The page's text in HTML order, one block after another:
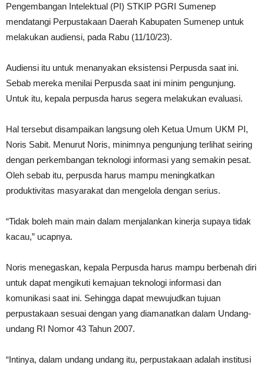
Pengembangan Intelektual (PI) STKIP PGRI Sumenep
mendatangi Perpustakaan Daerah Kabupaten Sumenep untuk
melakukan audiensi, pada Rabu (11/10/23).
Audiensi itu untuk menanyakan eksistensi Perpusda saat ini.
Sebab mereka menilai Perpusda saat ini minim pengunjung.
Untuk itu, kepala perpusda harus segera melakukan evaluasi.
Hal tersebut disampaikan langsung oleh Ketua Umum UKM PI,
Noris Sabit. Menurut Noris, minimnya pengunjung terlihat seiring
dengan perkembangan teknologi informasi yang semakin pesat.
Oleh sebab itu, perpusda harus mampu meningkatkan
produktivitas masyarakat dan mengelola dengan serius.
“Tidak boleh main main dalam menjalankan kinerja supaya tidak
kacau,” ucapnya.
Noris menegaskan, kepala Perpusda harus mampu berbenah diri
untuk dapat mengikuti kemajuan teknologi informasi dan
komunikasi saat ini. Sehingga dapat mewujudkan tujuan
perpustakaan sesuai dengan yang diamanatkan dalam Undang-
undang RI Nomor 43 Tahun 2007.
“Intinya, dalam undang undang itu, perpustakaan adalah institusi